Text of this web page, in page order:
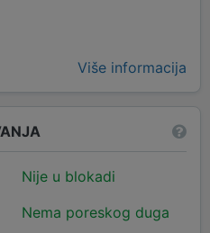
Više informacija
Nije u blokadi
Nema poreskog duga